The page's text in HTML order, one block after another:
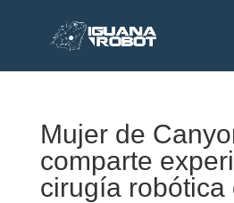
Mujer de
comparte
cirugía robótica